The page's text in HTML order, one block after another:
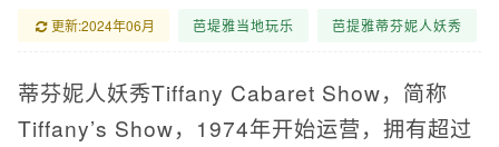
更新:2024年06月 芭堤雅当地玩乐 芭提雅蒂芬妮人妖秀
蒂芬妮人妖秀Tiffany Cabaret Show，简称
Tiffany’s Show，1974年开始运营，拥有超过